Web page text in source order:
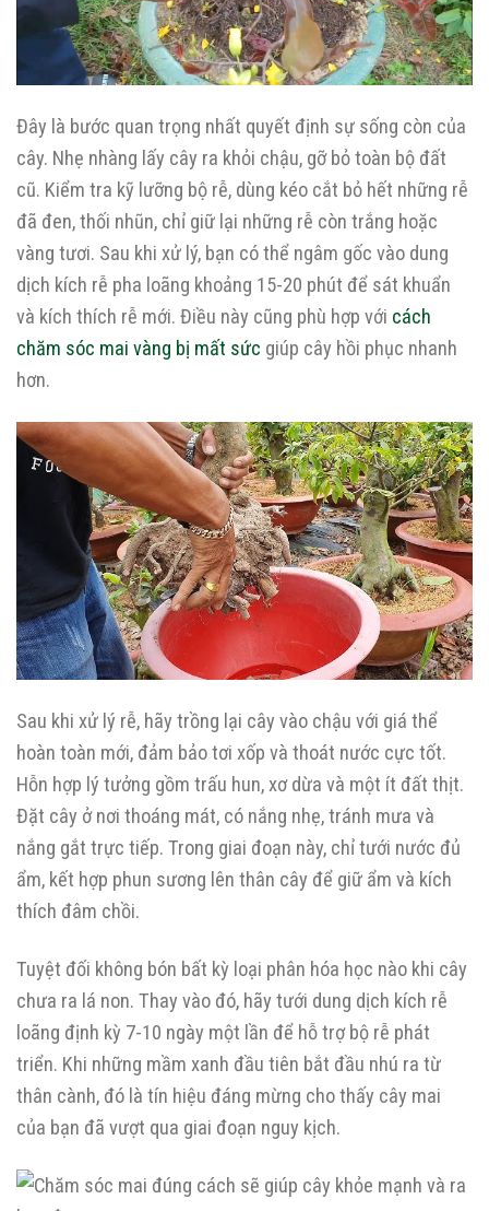
Đây là bước quan trọng nhất quyết định sự sống còn của
cây. Nhẹ nhàng lấy cây ra khỏi chậu, gỡ bỏ toàn bộ đất
cũ. Kiểm tra kỹ lưỡng bộ rễ, dùng kéo cắt bỏ hết những rễ
đã đen, thối nhũn, chỉ giữ lại những rễ còn trắng hoặc
vàng tươi. Sau khi xử lý, bạn có thể ngâm gốc vào dung
dịch kích rễ pha loãng khoảng 15-20 phút để sát khuẩn
và kích thích rễ mới. Điều này cũng phù hợp với cách
chăm sóc mai vàng bị mất sức giúp cây hồi phục nhanh
hơn.
Sau khi xử lý rễ, hãy trồng lại cây vào chậu với giá thể
hoàn toàn mới, đảm bảo tơi xốp và thoát nước cực tốt.
Hỗn hợp lý tưởng gồm trấu hun, xơ dừa và một ít đất thịt.
Đặt cây ở nơi thoáng mát, có nắng nhẹ, tránh mưa và
nắng gắt trực tiếp. Trong giai đoạn này, chỉ tưới nước đủ
ẩm, kết hợp phun sương lên thân cây để giữ ẩm và kích
thích đâm chồi.
Tuyệt đối không bón bất kỳ loại phân hóa học nào khi cây
chưa ra lá non. Thay vào đó, hãy tưới dung dịch kích rễ
loãng định kỳ 7-10 ngày một lần để hỗ trợ bộ rễ phát
triển. Khi những mầm xanh đầu tiên bắt đầu nhú ra từ
thân cành, đó là tín hiệu đáng mừng cho thấy cây mai
của bạn đã vượt qua giai đoạn nguy kịch.